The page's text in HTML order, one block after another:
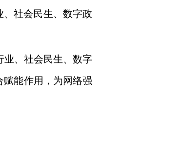
、社会民生、数字政
、社会民生、数字
赋能作用，为网络强